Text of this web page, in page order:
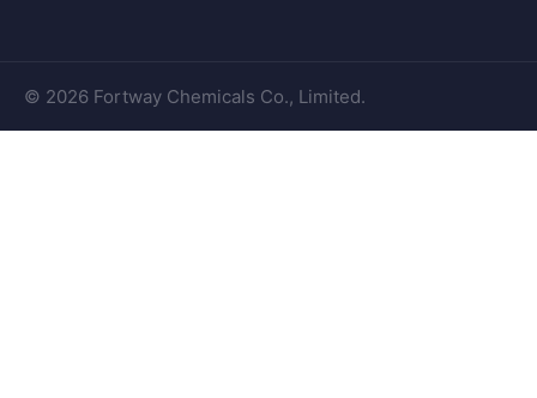
© 2026 Fortway Chemicals Co., Limited.